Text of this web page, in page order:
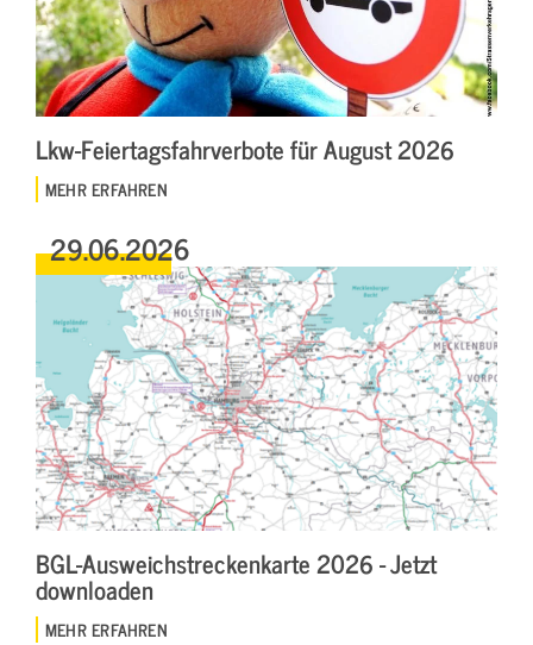
Lkw-Feiertagsfahrverbote für August 2026
MEHR ERFAHREN
29.06.2026
BGL-Ausweichstreckenkarte 2026 - Jetzt
downloaden
MEHR ERFAHREN